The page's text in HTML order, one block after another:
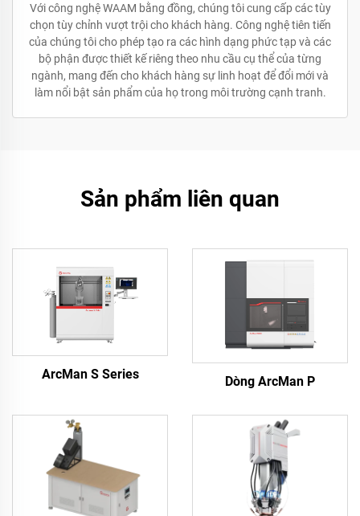
Với công nghệ WAAM bằng đồng, chúng tôi cung cấp các tùy
chọn tùy chỉnh vượt trội cho khách hàng. Công nghệ tiên tiến
của chúng tôi cho phép tạo ra các hình dạng phức tạp và các
bộ phận được thiết kế riêng theo nhu cầu cụ thể của từng
ngành, mang đến cho khách hàng sự linh hoạt để đổi mới và
làm nổi bật sản phẩm của họ trong môi trường cạnh tranh.
Sản phẩm liên quan
ArcMan S Series Dòng ArcMan P